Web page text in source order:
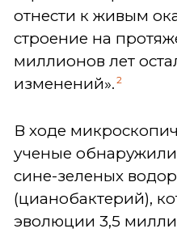
отнести к живым
строение на
миллионов лет
изменений». 2
В ходе
ученые
сине-зеленых
(цианобактерий),
эволюции 3,5